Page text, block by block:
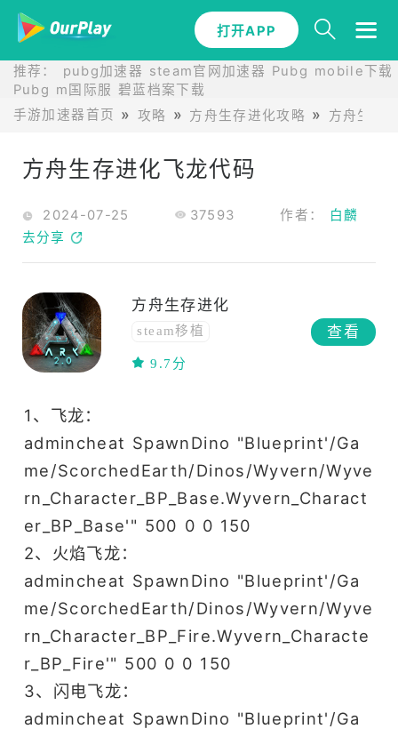
打开APP
推荐： pubg加速器 steam官网加速器 Pubg mobile下载
Pubg m国际服 碧蓝档案下载
手游加速器首页
攻略 方舟生存进化攻略 方舟生存
方舟生存进化飞龙代码
2024-07-25 37593 作者：
白麟
去分享
方舟生存进化
steam移植
多人在线
高自由度
RPG
高画质
恐龙
沙盒
多人
单人
9.7分
查看
1、飞龙：
admincheat SpawnDino "Blueprint'/Ga
me/ScorchedEarth/Dinos/Wyvern/Wyve
rn_Character_BP_Base.Wyvern_Charact
er_BP_Base'" 500 0 0 150
2、火焰飞龙：
admincheat SpawnDino "Blueprint'/Ga
me/ScorchedEarth/Dinos/Wyvern/Wyve
rn_Character_BP_Fire.Wyvern_Characte
r_BP_Fire'" 500 0 0 150
3、闪电飞龙：
admincheat SpawnDino "Blueprint'/Ga